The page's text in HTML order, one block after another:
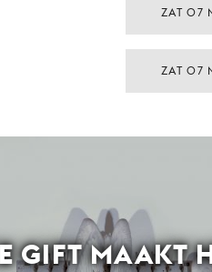
ZAT 07
ZAT 07
GIFT MAAKT